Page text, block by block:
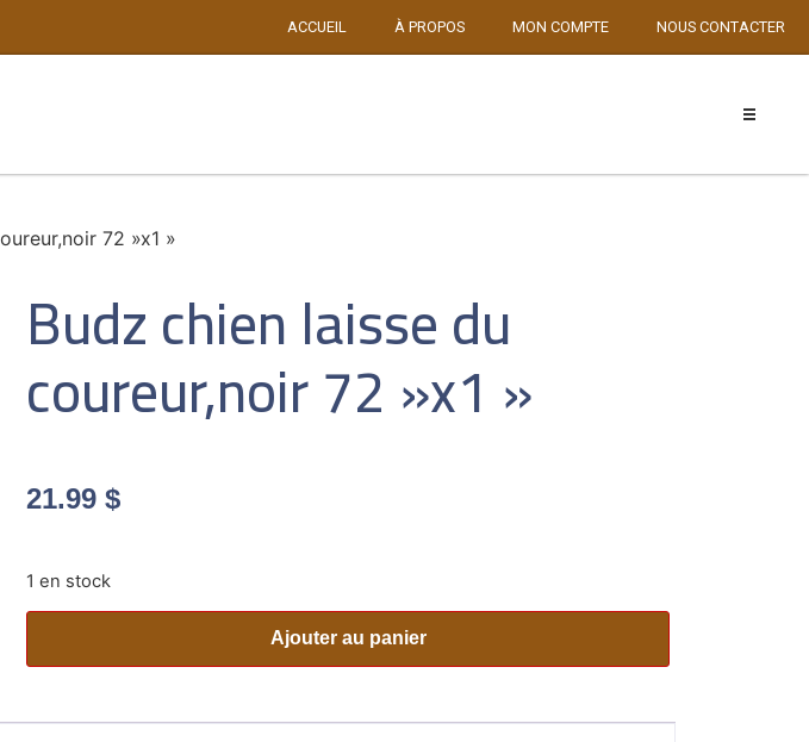
ACCUEIL À PROPOS MON COMPTE NOUS CONTACTER
72 »x1 »
Budz chien laisse du
coureur,noir 72 »x1 »
21.99 $
1 en stock
Ajouter au panier